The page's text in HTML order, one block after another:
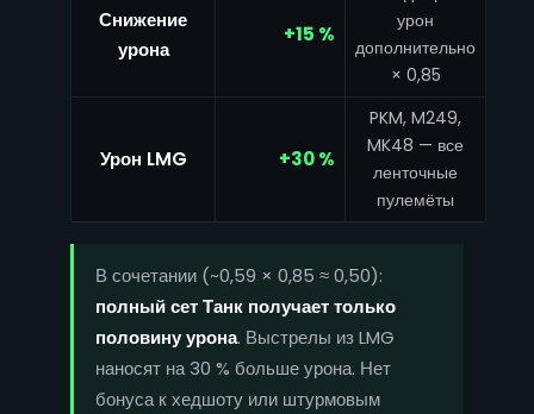
Снижение
урона
+15 %
урон
дополнительно
× 0,85
Урон LMG +30 %
PKM, M249,
MK48 — все
ленточные
пулемёты
В сочетании (~0,59 × 0,85 ≈ 0,50):
полный сет Танк получает только
половину урона. Выстрелы из LMG
наносят на 30 % больше урона. Нет
бонуса к хедшоту или штурмовым